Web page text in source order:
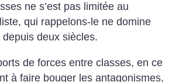
ne s’est pas limitée au
qui rappelons-le ne domine
depuis deux siècles.
de forces entre classes, en ce
à faire bouger les antagonismes,